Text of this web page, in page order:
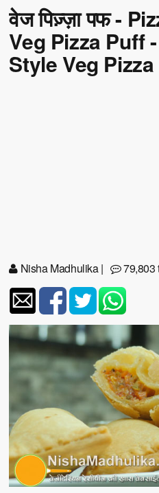
वेज पिज़्ज़ा पफ -
Veg Pizza Puff
Style Veg
Nisha Madhulika| 79,803